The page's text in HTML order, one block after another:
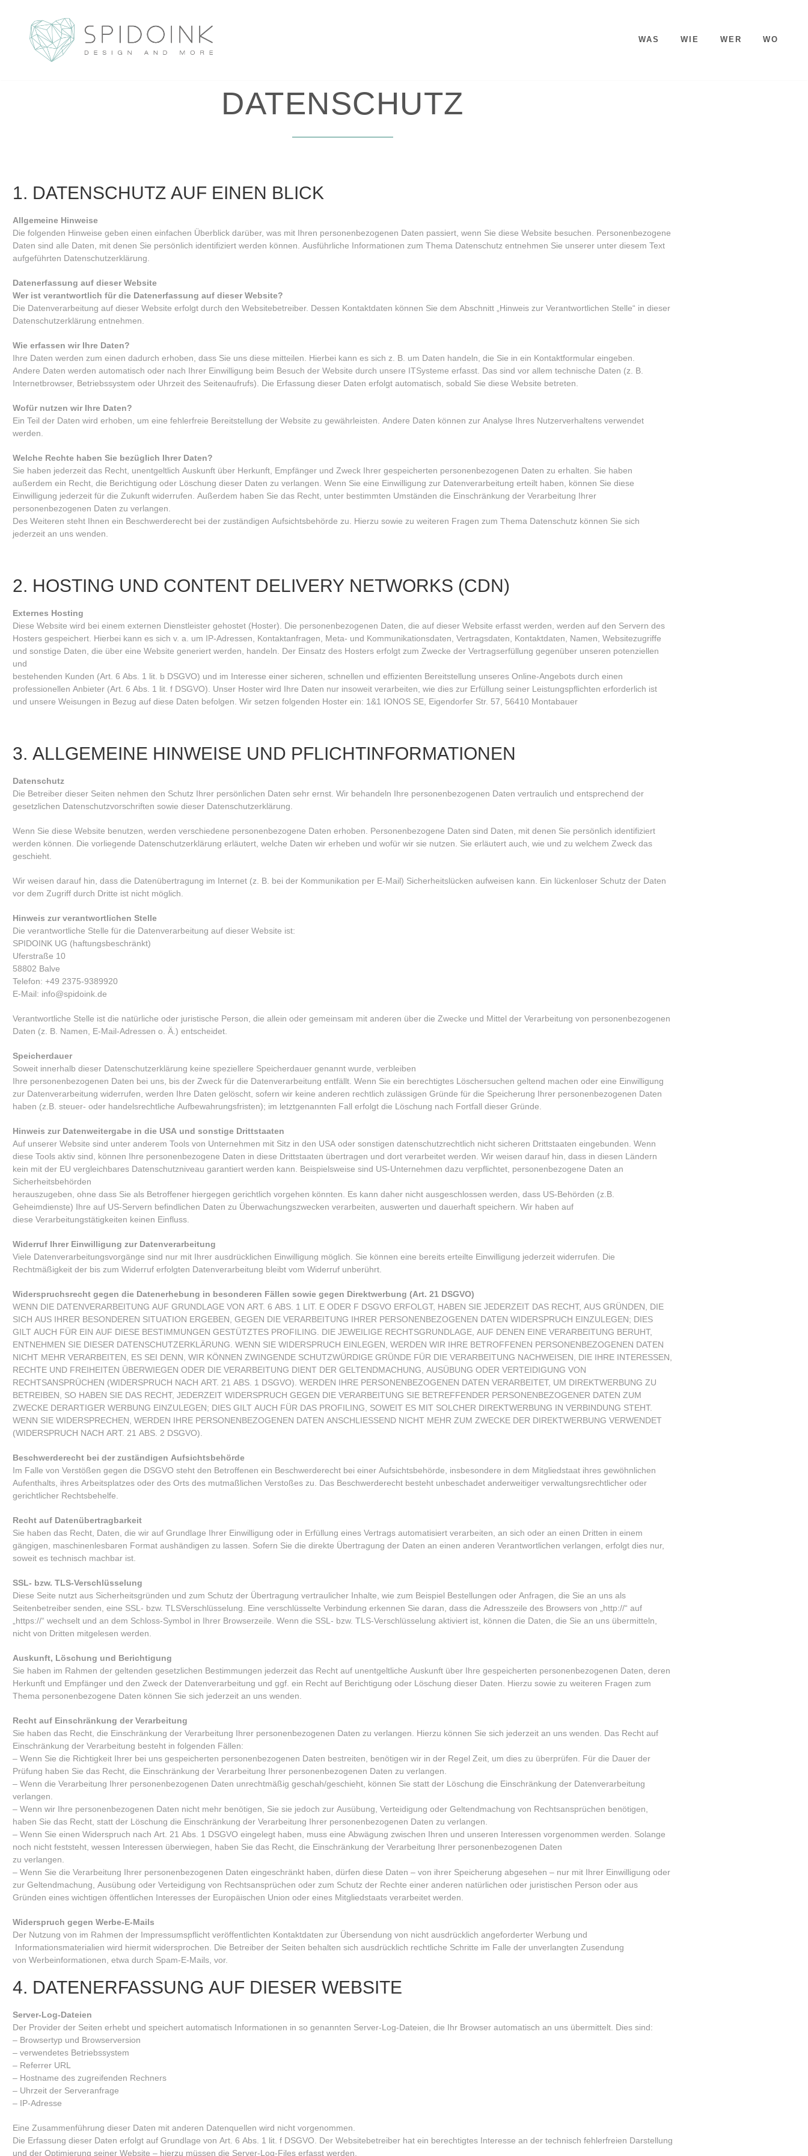
Inhalt
WAS WIE WER WO
DATENSCHUTZ
1. DATENSCHUTZ AUF EINEN BLICK
Allgemeine Hinweise
Die folgenden Hinweise geben einen einfachen Überblick darüber, was mit Ihren personenbezogenen Daten passiert, wenn Sie diese Website besuchen. Personenbezogene
Daten sind alle Daten, mit denen Sie persönlich identifiziert werden können. Ausführliche Informationen zum Thema Datenschutz entnehmen Sie unserer unter diesem Text
aufgeführten Datenschutzerklärung.
Datenerfassung auf dieser Website
Wer ist verantwortlich für die Datenerfassung auf dieser Website?
Die Datenverarbeitung auf dieser Website erfolgt durch den Websitebetreiber. Dessen Kontaktdaten können Sie dem Abschnitt „Hinweis zur Verantwortlichen Stelle“ in dieser
Datenschutzerklärung entnehmen.
Wie erfassen wir Ihre Daten?
Ihre Daten werden zum einen dadurch erhoben, dass Sie uns diese mitteilen. Hierbei kann es sich z. B. um Daten handeln, die Sie in ein Kontaktformular eingeben.
Andere Daten werden automatisch oder nach Ihrer Einwilligung beim Besuch der Website durch unsere ITSysteme erfasst. Das sind vor allem technische Daten (z. B.
Internetbrowser, Betriebssystem oder Uhrzeit des Seitenaufrufs). Die Erfassung dieser Daten erfolgt automatisch, sobald Sie diese Website betreten.
Wofür nutzen wir Ihre Daten?
Ein Teil der Daten wird erhoben, um eine fehlerfreie Bereitstellung der Website zu gewährleisten. Andere Daten können zur Analyse Ihres Nutzerverhaltens verwendet
werden.
Welche Rechte haben Sie bezüglich Ihrer Daten?
Sie haben jederzeit das Recht, unentgeltlich Auskunft über Herkunft, Empfänger und Zweck Ihrer gespeicherten personenbezogenen Daten zu erhalten. Sie haben
außerdem ein Recht, die Berichtigung oder Löschung dieser Daten zu verlangen. Wenn Sie eine Einwilligung zur Datenverarbeitung erteilt haben, können Sie diese
Einwilligung jederzeit für die Zukunft widerrufen. Außerdem haben Sie das Recht, unter bestimmten Umständen die Einschränkung der Verarbeitung Ihrer
personenbezogenen Daten zu verlangen.
Des Weiteren steht Ihnen ein Beschwerderecht bei der zuständigen Aufsichtsbehörde zu. Hierzu sowie zu weiteren Fragen zum Thema Datenschutz können Sie sich
jederzeit an uns wenden.
2. HOSTING UND CONTENT DELIVERY NETWORKS (CDN)
Externes Hosting
Diese Website wird bei einem externen Dienstleister gehostet (Hoster). Die personenbezogenen Daten, die auf dieser Website erfasst werden, werden auf den Servern des
Hosters gespeichert. Hierbei kann es sich v. a. um IP-Adressen, Kontaktanfragen, Meta- und Kommunikationsdaten, Vertragsdaten, Kontaktdaten, Namen, Websitezugriffe
und sonstige Daten, die über eine Website generiert werden, handeln. Der Einsatz des Hosters erfolgt zum Zwecke der Vertragserfüllung gegenüber unseren potenziellen
und
bestehenden Kunden (Art. 6 Abs. 1 lit. b DSGVO) und im Interesse einer sicheren, schnellen und effizienten Bereitstellung unseres Online-Angebots durch einen
professionellen Anbieter (Art. 6 Abs. 1 lit. f DSGVO). Unser Hoster wird Ihre Daten nur insoweit verarbeiten, wie dies zur Erfüllung seiner Leistungspflichten erforderlich ist
und unsere Weisungen in Bezug auf diese Daten befolgen. Wir setzen folgenden Hoster ein: 1&1 IONOS SE, Eigendorfer Str. 57, 56410 Montabauer
3. ALLGEMEINE HINWEISE UND PFLICHTINFORMATIONEN
Datenschutz
Die Betreiber dieser Seiten nehmen den Schutz Ihrer persönlichen Daten sehr ernst. Wir behandeln Ihre personenbezogenen Daten vertraulich und entsprechend der
gesetzlichen Datenschutzvorschriften sowie dieser Datenschutzerklärung.
Wenn Sie diese Website benutzen, werden verschiedene personenbezogene Daten erhoben. Personenbezogene Daten sind Daten, mit denen Sie persönlich identifiziert
werden können. Die vorliegende Datenschutzerklärung erläutert, welche Daten wir erheben und wofür wir sie nutzen. Sie erläutert auch, wie und zu welchem Zweck das
geschieht.
Wir weisen darauf hin, dass die Datenübertragung im Internet (z. B. bei der Kommunikation per E-Mail) Sicherheitslücken aufweisen kann. Ein lückenloser Schutz der Daten
vor dem Zugriff durch Dritte ist nicht möglich.
Hinweis zur verantwortlichen Stelle
Die verantwortliche Stelle für die Datenverarbeitung auf dieser Website ist:
SPIDOINK UG (haftungsbeschränkt)
Uferstraße 10
58802 Balve
Telefon: +49 2375-9389920
E-Mail: info@spidoink.de
Verantwortliche Stelle ist die natürliche oder juristische Person, die allein oder gemeinsam mit anderen über die Zwecke und Mittel der Verarbeitung von personenbezogenen
Daten (z. B. Namen, E-Mail-Adressen o. Ä.) entscheidet.
Speicherdauer
Soweit innerhalb dieser Datenschutzerklärung keine speziellere Speicherdauer genannt wurde, verbleiben
Ihre personenbezogenen Daten bei uns, bis der Zweck für die Datenverarbeitung entfällt. Wenn Sie ein berechtigtes Löschersuchen geltend machen oder eine Einwilligung
zur Datenverarbeitung widerrufen, werden Ihre Daten gelöscht, sofern wir keine anderen rechtlich zulässigen Gründe für die Speicherung Ihrer personenbezogenen Daten
haben (z.B. steuer- oder handelsrechtliche Aufbewahrungsfristen); im letztgenannten Fall erfolgt die Löschung nach Fortfall dieser Gründe.
Hinweis zur Datenweitergabe in die USA und sonstige Drittstaaten
Auf unserer Website sind unter anderem Tools von Unternehmen mit Sitz in den USA oder sonstigen datenschutzrechtlich nicht sicheren Drittstaaten eingebunden. Wenn
diese Tools aktiv sind, können Ihre personenbezogene Daten in diese Drittstaaten übertragen und dort verarbeitet werden. Wir weisen darauf hin, dass in diesen Ländern
kein mit der EU vergleichbares Datenschutzniveau garantiert werden kann. Beispielsweise sind US-Unternehmen dazu verpflichtet, personenbezogene Daten an
Sicherheitsbehörden
herauszugeben, ohne dass Sie als Betroffener hiergegen gerichtlich vorgehen könnten. Es kann daher nicht ausgeschlossen werden, dass US-Behörden (z.B.
Geheimdienste) Ihre auf US-Servern befindlichen Daten zu Überwachungszwecken verarbeiten, auswerten und dauerhaft speichern. Wir haben auf
diese Verarbeitungstätigkeiten keinen Einfluss.
Widerruf Ihrer Einwilligung zur Datenverarbeitung
Viele Datenverarbeitungsvorgänge sind nur mit Ihrer ausdrücklichen Einwilligung möglich. Sie können eine bereits erteilte Einwilligung jederzeit widerrufen. Die
Rechtmäßigkeit der bis zum Widerruf erfolgten Datenverarbeitung bleibt vom Widerruf unberührt.
Widerspruchsrecht gegen die Datenerhebung in besonderen Fällen sowie gegen Direktwerbung (Art. 21 DSGVO)
WENN DIE DATENVERARBEITUNG AUF GRUNDLAGE VON ART. 6 ABS. 1 LIT. E ODER F DSGVO ERFOLGT, HABEN SIE JEDERZEIT DAS RECHT, AUS GRÜNDEN, DIE
SICH AUS IHRER BESONDEREN SITUATION ERGEBEN, GEGEN DIE VERARBEITUNG IHRER PERSONENBEZOGENEN DATEN WIDERSPRUCH EINZULEGEN; DIES
GILT AUCH FÜR EIN AUF DIESE BESTIMMUNGEN GESTÜTZTES PROFILING. DIE JEWEILIGE RECHTSGRUNDLAGE, AUF DENEN EINE VERARBEITUNG BERUHT,
ENTNEHMEN SIE DIESER DATENSCHUTZERKLÄRUNG. WENN SIE WIDERSPRUCH EINLEGEN, WERDEN WIR IHRE BETROFFENEN PERSONENBEZOGENEN DATEN
NICHT MEHR VERARBEITEN, ES SEI DENN, WIR KÖNNEN ZWINGENDE SCHUTZWÜRDIGE GRÜNDE FÜR DIE VERARBEITUNG NACHWEISEN, DIE IHRE INTERESSEN,
RECHTE UND FREIHEITEN ÜBERWIEGEN ODER DIE VERARBEITUNG DIENT DER GELTENDMACHUNG, AUSÜBUNG ODER VERTEIDIGUNG VON
RECHTSANSPRÜCHEN (WIDERSPRUCH NACH ART. 21 ABS. 1 DSGVO). WERDEN IHRE PERSONENBEZOGENEN DATEN VERARBEITET, UM DIREKTWERBUNG ZU
BETREIBEN, SO HABEN SIE DAS RECHT, JEDERZEIT WIDERSPRUCH GEGEN DIE VERARBEITUNG SIE BETREFFENDER PERSONENBEZOGENER DATEN ZUM
ZWECKE DERARTIGER WERBUNG EINZULEGEN; DIES GILT AUCH FÜR DAS PROFILING, SOWEIT ES MIT SOLCHER DIREKTWERBUNG IN VERBINDUNG STEHT.
WENN SIE WIDERSPRECHEN, WERDEN IHRE PERSONENBEZOGENEN DATEN ANSCHLIESSEND NICHT MEHR ZUM ZWECKE DER DIREKTWERBUNG VERWENDET
(WIDERSPRUCH NACH ART. 21 ABS. 2 DSGVO).
Beschwerderecht bei der zuständigen Aufsichtsbehörde
Im Falle von Verstößen gegen die DSGVO steht den Betroffenen ein Beschwerderecht bei einer Aufsichtsbehörde, insbesondere in dem Mitgliedstaat ihres gewöhnlichen
Aufenthalts, ihres Arbeitsplatzes oder des Orts des mutmaßlichen Verstoßes zu. Das Beschwerderecht besteht unbeschadet anderweitiger verwaltungsrechtlicher oder
gerichtlicher Rechtsbehelfe.
Recht auf Datenübertragbarkeit
Sie haben das Recht, Daten, die wir auf Grundlage Ihrer Einwilligung oder in Erfüllung eines Vertrags automatisiert verarbeiten, an sich oder an einen Dritten in einem
gängigen, maschinenlesbaren Format aushändigen zu lassen. Sofern Sie die direkte Übertragung der Daten an einen anderen Verantwortlichen verlangen, erfolgt dies nur,
soweit es technisch machbar ist.
SSL- bzw. TLS-Verschlüsselung
Diese Seite nutzt aus Sicherheitsgründen und zum Schutz der Übertragung vertraulicher Inhalte, wie zum Beispiel Bestellungen oder Anfragen, die Sie an uns als
Seitenbetreiber senden, eine SSL- bzw. TLSVerschlüsselung. Eine verschlüsselte Verbindung erkennen Sie daran, dass die Adresszeile des Browsers von „http://“ auf
„https://“ wechselt und an dem Schloss-Symbol in Ihrer Browserzeile. Wenn die SSL- bzw. TLS-Verschlüsselung aktiviert ist, können die Daten, die Sie an uns übermitteln,
nicht von Dritten mitgelesen werden.
Auskunft, Löschung und Berichtigung
Sie haben im Rahmen der geltenden gesetzlichen Bestimmungen jederzeit das Recht auf unentgeltliche Auskunft über Ihre gespeicherten personenbezogenen Daten, deren
Herkunft und Empfänger und den Zweck der Datenverarbeitung und ggf. ein Recht auf Berichtigung oder Löschung dieser Daten. Hierzu sowie zu weiteren Fragen zum
Thema personenbezogene Daten können Sie sich jederzeit an uns wenden.
Recht auf Einschränkung der Verarbeitung
Sie haben das Recht, die Einschränkung der Verarbeitung Ihrer personenbezogenen Daten zu verlangen. Hierzu können Sie sich jederzeit an uns wenden. Das Recht auf
Einschränkung der Verarbeitung besteht in folgenden Fällen:
– Wenn Sie die Richtigkeit Ihrer bei uns gespeicherten personenbezogenen Daten bestreiten, benötigen wir in der Regel Zeit, um dies zu überprüfen. Für die Dauer der
Prüfung haben Sie das Recht, die Einschränkung der Verarbeitung Ihrer personenbezogenen Daten zu verlangen.
– Wenn die Verarbeitung Ihrer personenbezogenen Daten unrechtmäßig geschah/geschieht, können Sie statt der Löschung die Einschränkung der Datenverarbeitung
verlangen.
– Wenn wir Ihre personenbezogenen Daten nicht mehr benötigen, Sie sie jedoch zur Ausübung, Verteidigung oder Geltendmachung von Rechtsansprüchen benötigen,
haben Sie das Recht, statt der Löschung die Einschränkung der Verarbeitung Ihrer personenbezogenen Daten zu verlangen.
– Wenn Sie einen Widerspruch nach Art. 21 Abs. 1 DSGVO eingelegt haben, muss eine Abwägung zwischen Ihren und unseren Interessen vorgenommen werden. Solange
noch nicht feststeht, wessen Interessen überwiegen, haben Sie das Recht, die Einschränkung der Verarbeitung Ihrer personenbezogenen Daten
zu verlangen.
– Wenn Sie die Verarbeitung Ihrer personenbezogenen Daten eingeschränkt haben, dürfen diese Daten – von ihrer Speicherung abgesehen – nur mit Ihrer Einwilligung oder
zur Geltendmachung, Ausübung oder Verteidigung von Rechtsansprüchen oder zum Schutz der Rechte einer anderen natürlichen oder juristischen Person oder aus
Gründen eines wichtigen öffentlichen Interesses der Europäischen Union oder eines Mitgliedstaats verarbeitet werden.
Widerspruch gegen Werbe-E-Mails
Der Nutzung von im Rahmen der Impressumspflicht veröffentlichten Kontaktdaten zur Übersendung von nicht ausdrücklich angeforderter Werbung und
Informationsmaterialien wird hiermit widersprochen. Die Betreiber der Seiten behalten sich ausdrücklich rechtliche Schritte im Falle der unverlangten Zusendung
von Werbeinformationen, etwa durch Spam-E-Mails, vor.
4. DATENERFASSUNG AUF DIESER WEBSITE
Server-Log-Dateien
Der Provider der Seiten erhebt und speichert automatisch Informationen in so genannten Server-Log-Dateien, die Ihr Browser automatisch an uns übermittelt. Dies sind:
– Browsertyp und Browserversion
– verwendetes Betriebssystem
– Referrer URL
– Hostname des zugreifenden Rechners
– Uhrzeit der Serveranfrage
– IP-Adresse
Eine Zusammenführung dieser Daten mit anderen Datenquellen wird nicht vorgenommen.
Die Erfassung dieser Daten erfolgt auf Grundlage von Art. 6 Abs. 1 lit. f DSGVO. Der Websitebetreiber hat ein berechtigtes Interesse an der technisch fehlerfreien Darstellung
und der Optimierung seiner Website – hierzu müssen die Server-Log-Files erfasst werden.